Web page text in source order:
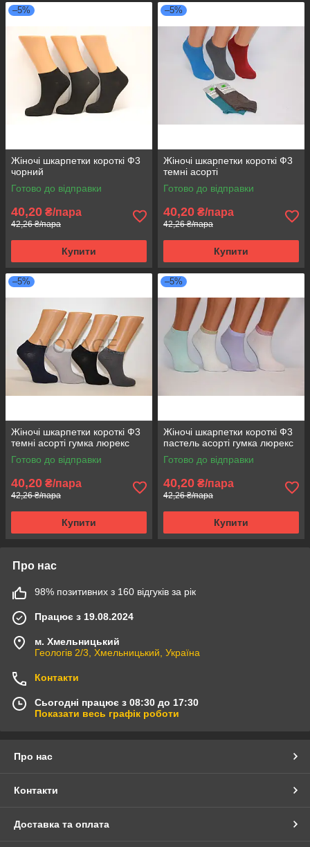
–5%
Жіночі шкарпетки короткі Ф3
чорний
Готово до відправки
40,20 ₴/пара
42,26 ₴/пара
Купити
–5%
Жіночі шкарпетки короткі Ф3
темні асорті
Готово до відправки
40,20 ₴/пара
42,26 ₴/пара
Купити
–5%
Жіночі шкарпетки короткі Ф3
темні асорті гумка люрекс
Готово до відправки
40,20 ₴/пара
42,26 ₴/пара
Купити
–5%
Жіночі шкарпетки короткі Ф3
пастель асорті гумка люрекс
Готово до відправки
40,20 ₴/пара
42,26 ₴/пара
Купити
Про нас
98% позитивних з 160 відгуків за рік
Працює з 19.08.2024
м. Хмельницький
Геологів 2/3, Хмельницький, Україна
Контакти
Сьогодні працює з 08:30 до 17:30
Показати весь графік роботи
Про нас
Контакти
Доставка та оплата